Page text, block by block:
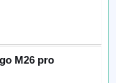
M26 pro